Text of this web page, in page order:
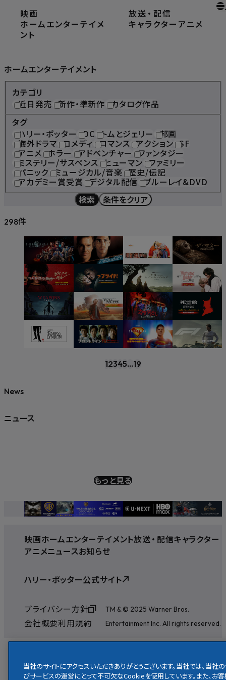
映画
ホームエンターテイメ
ント
放送 ・ 配信
キャラクター アニメ
ホームエンターテイメント
ホームエンターテイメント
カテゴリ
近日発売 新作・準新作 カタログ作品
タグ
ハリー・ポッター
DC トムとジェリー 邦画
海外ドラマ コメディ ロマンス アクション SF
アニメ ホラー アドベンチャー ファンタジー
ミステリー/サスペンス ヒューマン ファミリー
パニック ミュージカル/音楽 歴史/伝記
アカデミー賞受賞 デジタル配信 ブルーレイ&DVD
検索
条件をクリア
298件
12345...19
News
ニュース
もっと見る
映画ホームエンターテイメント放送・ 配信キャラクター
アニメニュースお知らせ
ハリー・ポッター公式サイト
プライバシー方針
会社概要利用規約
TM & © 2025 Warner Bros.
Entertainment Inc. All rights reserved.
当社のサイトにアクセスいただきありがとうございます。当社では、当社の
びサービスの運営にとって不可欠なCookieを使用しています。また、お